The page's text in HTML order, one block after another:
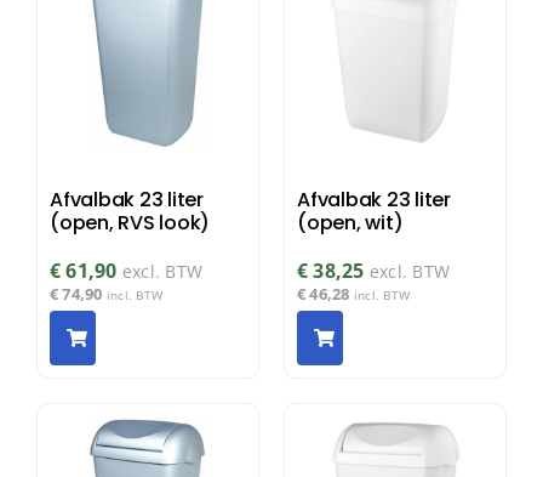
Afvalbak 23 liter
(open, RVS look)
€61,90 excl. BTW
€74,90 incl. BTW
Afvalbak 23 liter
(open, wit)
€38,25 excl. BTW
€46,28 incl. BTW